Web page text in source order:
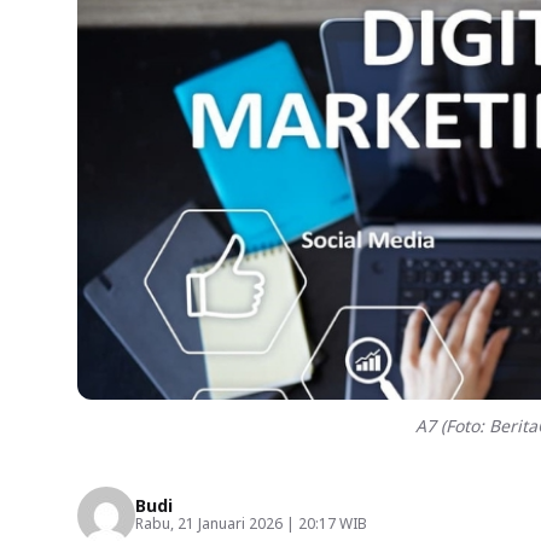
A7 (Foto:
Budi
Rabu, 21 Januari 2026 | 20:17 WIB